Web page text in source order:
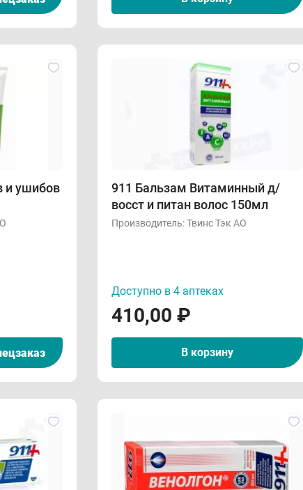
и ушибов
911 Бальзам Витаминный д/
восст и питан волос 150мл
Производитель:Твинс Тэк АО
Доступно в 4 аптеках
410,00 ₽
В корзину